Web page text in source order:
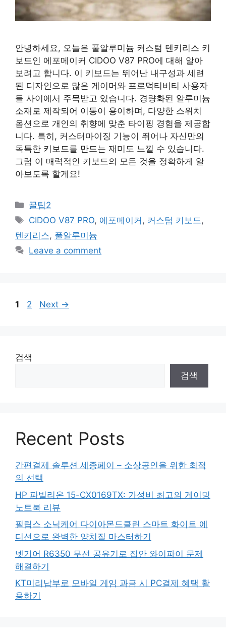
안녕하세요, 오늘은 풀알루미늄 커스텀 텐키리스 키
보드인 에포메이커 CIDOO V87 PRO에 대해 알아
보려고 합니다. 이 키보드는 뛰어난 내구성과 세련
된 디자인으로 많은 게이머와 프로덕티비티 사용자
들 사이에서 주목받고 있습니다. 경량화된 알루미늄
소재로 제작되어 이동이 용이하며, 다양한 스위치
옵션으로 개인의 취향에 맞춘 타이핑 경험을 제공합
니다. 특히, 커스터마이징 기능이 뛰어나 자신만의
독특한 키보드를 만드는 재미도 느낄 수 있습니다.
그럼 이 매력적인 키보드의 모든 것을 정확하게 알
아보도록 할게요!
Categories
꿀팁2
Tags
CIDOO V87 PRO, 에포메이커 , 커스텀 키보드,
텐키리스, 풀알루미늄
Leave a comment
Page
1 Page
2 Next →
검색
검색
Recent Posts
간편결제 솔루션 세종페이 – 소상공인을 위한 최적
의 선택
HP 파빌리온 15-CX0169TX: 가성비 최고의 게이밍
노트북 리뷰
필립스 소닉케어 다이아몬드클린 스마트 화이트 에
디션으로 완벽한 양치질 마스터하기
넷기어 R6350 무선 공유기로 집안 와이파이 문제
해결하기
KT미리납부로 모바일 게임 과금 시 PC결제 혜택 활
용하기